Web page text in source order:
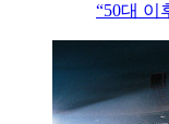
“50대 이